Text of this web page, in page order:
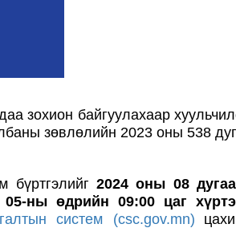
зохион байгуулахаар
зөвлөлийн 2023 оны 538
бүртгэлийг2024 оны 08
ны өдрийн 09:00 цаг
систем (csc.gov.mn)